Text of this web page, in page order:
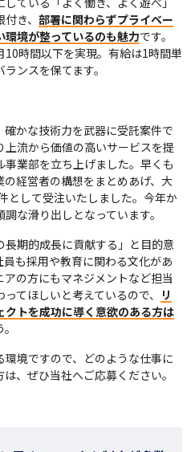
き、 部署に関わらずプライベー
環境が整っているのも魅力です。
時間以下を実現。有給は1時間単
ンスを保てます。
かな技術力を武器に受託案件で
流から価値の高いサービスを提
業部を立ち上げました。早くも
経営者の構想をまとめあげ、大
として受注いたしました。今年か
な滑り出しとなっています。
期的成長に貢献する」と目的意
も採用や教育に関わる文化があ
の方にもマネジメントなど担当
てほしいと考えているので、
リ
トを成功に導く意欲のある方は
境ですので、どのような仕事に
、ぜひ当社へご応募ください。